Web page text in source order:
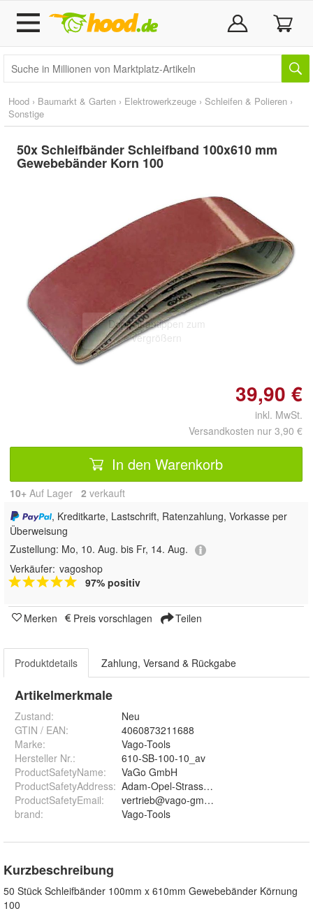
Hood › Baumarkt & Garten › Elektrowerkzeuge › Schleifen & Polieren ›
Sonstige
50x Schleifbänder Schleifband 100x610 mm
Gewebebänder Korn 100
Doppelt antippen zum
vergrößern
39,90 €
inkl. MwSt.
Versandkosten nur 3,90 €
In den Warenkorb
10+ Auf Lager 2 verkauft
, Kreditkarte, Lastschrift, Ratenzahlung, Vorkasse per
Überweisung
Zustellung: Mo, 10. Aug. bis Fr, 14. Aug.
Verkäufer: vagoshop
97% positiv
Merken Preis vorschlagen Teilen
Produktdetails Zahlung, Versand & Rückgabe
Artikelmerkmale
Zustand:
Neu
GTIN / EAN:
4060873211688
Marke:
Vago-Tools
Hersteller Nr.:
610-SB-100-10_av
ProductSafetyName:
VaGo GmbH
ProductSafetyAddress: Adam-Opel-Strasse 10, 60386 Frankfurt
ProductSafetyEmail:
vertrieb@vago-gmbh.de
brand: Vago-Tools
Kurzbeschreibung
50 Stück Schleifbänder 100mm x 610mm Gewebebänder Körnung
100